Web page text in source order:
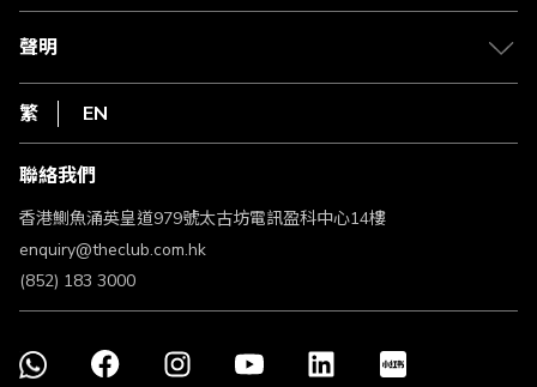
常見問題
csl.
1010
HKT
聲明
私隱聲明
使用條款
條款及細則
不歧視及不騷擾聲明
認可牌照及通告
繁 EN
聯絡我們
香港鰂魚涌英皇道979號太古坊電訊盈科中心14樓
enquiry@theclub.com.hk
(852) 183 3000